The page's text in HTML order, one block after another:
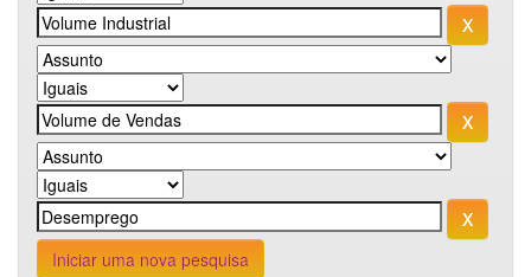
Iniciar uma nova pesquisa